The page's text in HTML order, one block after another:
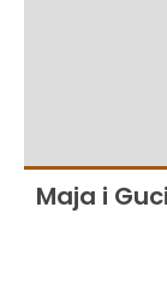
Maja i